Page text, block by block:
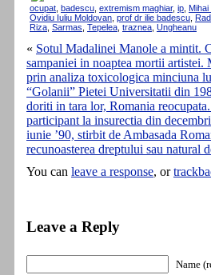
ocupat badescu extremism maghiar, ip
Ovidiu Iuliu Moldovan prof dr ilie badescu
Riza Sarmas Tepelea traznea Ungheanu
« Sotul Madalinei Manole a mintit.
sampaniei in noaptea mortii
prin analiza toxicologica minciuna
“Golanii” Pietei Universitatii din
doriti in tara lor, Romania
participant la insurectia din
iunie ’90, stirbit de Ambasada
recunoasterea dreptului sau natural
You can leave a response, or
Leave a Reply
Name